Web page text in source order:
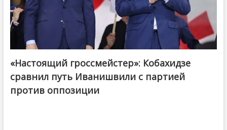
@ქართული ოცნება / Georgian Dream
«Настоящий гроссмейстер»: Кобахидзе
сравнил путь Иванишвили с партией
против оппозиции